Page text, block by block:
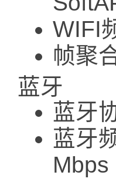
WIFI
帧聚
蓝牙
蓝牙
蓝牙
Mbps